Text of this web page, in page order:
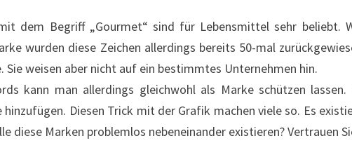
dem Begriff „Gourmet“ sind für Lebensmittel sehr beliebt.
wurden diese Zeichen allerdings bereits 50-mal
Sie weisen aber nicht auf ein bestimmtes Unternehmen hin.
kann man allerdings gleichwohl als Marke schützen
hinzufügen. Diesen Trick mit der Grafik machen viele so. Es
diese Marken problemlos nebeneinander existieren? Vertrauen